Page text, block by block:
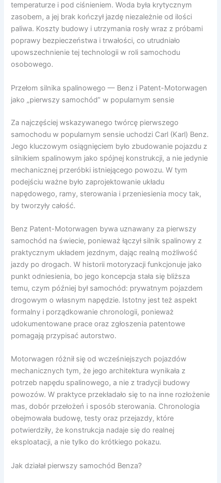
temperaturze i pod ciśnieniem. Woda była krytycznym
zasobem, a jej brak kończył jazdę niezależnie od ilości
paliwa. Koszty budowy i utrzymania rosły wraz z próbami
poprawy bezpieczeństwa i trwałości, co utrudniało
upowszechnienie tej technologii w roli samochodu
osobowego.
Przełom silnika spalinowego — Benz i Patent-Motorwagen
jako „pierwszy samochód” w popularnym sensie
Za najczęściej wskazywanego twórcę pierwszego
samochodu w popularnym sensie uchodzi Carl (Karl) Benz.
Jego kluczowym osiągnięciem było zbudowanie pojazdu z
silnikiem spalinowym jako spójnej konstrukcji, a nie jedynie
mechanicznej przeróbki istniejącego powozu. W tym
podejściu ważne było zaprojektowanie układu
napędowego, ramy, sterowania i przeniesienia mocy tak,
by tworzyły całość.
Benz Patent-Motorwagen bywa uznawany za pierwszy
samochód na świecie, ponieważ łączył silnik spalinowy z
praktycznym układem jezdnym, dając realną możliwość
jazdy po drogach. W historii motoryzacji funkcjonuje jako
punkt odniesienia, bo jego koncepcja stała się bliższa
temu, czym później był samochód: prywatnym pojazdem
drogowym o własnym napędzie. Istotny jest też aspekt
formalny i porządkowanie chronologii, ponieważ
udokumentowane prace oraz zgłoszenia patentowe
pomagają przypisać autorstwo.
Motorwagen różnił się od wcześniejszych pojazdów
mechanicznych tym, że jego architektura wynikała z
potrzeb napędu spalinowego, a nie z tradycji budowy
powozów. W praktyce przekładało się to na inne rozłożenie
mas, dobór przełożeń i sposób sterowania. Chronologia
obejmowała budowę, testy oraz przejazdy, które
potwierdziły, że konstrukcja nadaje się do realnej
eksploatacji, a nie tylko do krótkiego pokazu.
Jak działał pierwszy samochód Benza?